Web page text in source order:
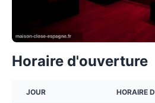
Horaire d'ouverture
JOUR HORAIRE